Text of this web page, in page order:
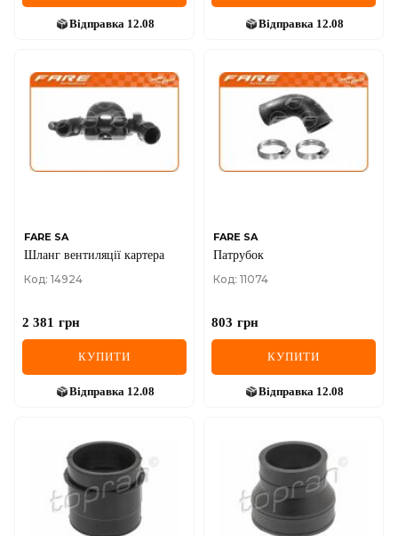
Відправка 12.08 Відправка 12.08
FARE SA
Шланг вентиляцiї картера
Код: 14924
2 381 грн
КУПИТИ
Відправка 12.08
FARE SA
Патрубок
Код: 11074
803 грн
КУПИТИ
Відправка 12.08